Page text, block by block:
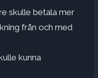
skulle betala mer
från och med
kunna